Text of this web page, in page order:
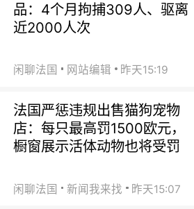
品：4个月拘捕309人、驱离
近2000人次
闲聊法国 网站编辑 昨天15:19
法国严惩违规出售猫狗宠物
店：每只最高罚1500欧元，
橱窗展示活体动物也将受罚
闲聊法国 新闻我来找 昨天15:07